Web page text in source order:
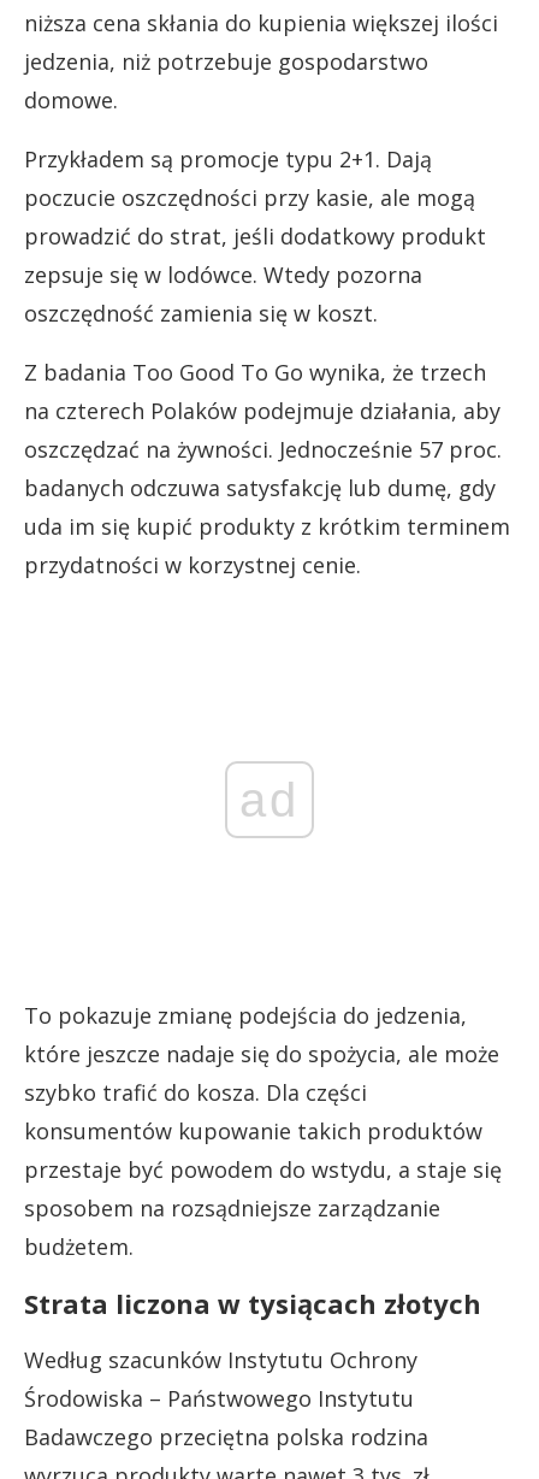
niższa cena skłania do kupienia większej ilości
jedzenia, niż potrzebuje gospodarstwo
domowe.
Przykładem są promocje typu 2+1. Dają
poczucie oszczędności przy kasie, ale mogą
prowadzić do strat, jeśli dodatkowy produkt
zepsuje się w lodówce. Wtedy pozorna
oszczędność zamienia się w koszt.
Z badania Too Good To Go wynika, że trzech
na czterech Polaków podejmuje działania, aby
oszczędzać na żywności. Jednocześnie 57 proc.
badanych odczuwa satysfakcję lub dumę, gdy
uda im się kupić produkty z krótkim terminem
przydatności w korzystnej cenie.
ad
To pokazuje zmianę podejścia do jedzenia,
które jeszcze nadaje się do spożycia, ale może
szybko trafić do kosza. Dla części
konsumentów kupowanie takich produktów
przestaje być powodem do wstydu, a staje się
sposobem na rozsądniejsze zarządzanie
budżetem.
Strata liczona w tysiącach złotych
Według szacunków Instytutu Ochrony
Środowiska – Państwowego Instytutu
Badawczego przeciętna polska rodzina